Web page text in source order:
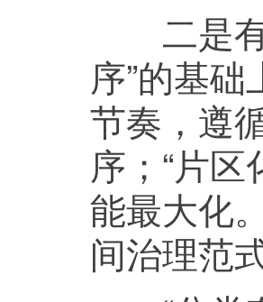
二是有
序”的基
节奏，遵
序；“片
能最大化
间治理范式